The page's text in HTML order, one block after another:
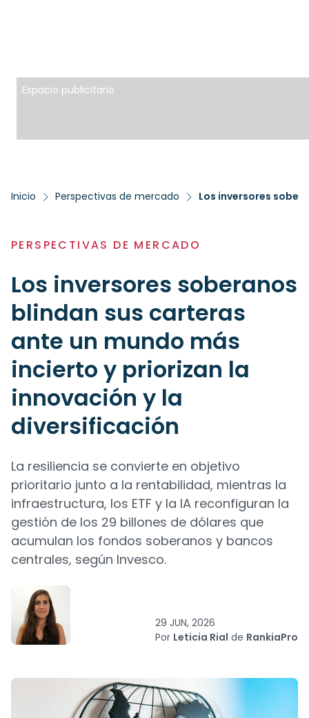
Espacio publicitario
Inicio Perspectivas de mercado
PERSPECTIVAS DE MERCADO
Los inversores soberanos
blindan sus carteras
ante un mundo más
incierto y priorizan la
innovación y la
diversificación
La resiliencia se convierte en objetivo
prioritario junto a la rentabilidad, mientras la
infraestructura, los ETF y la IA reconfiguran la
gestión de los 29 billones de dólares que
acumulan los fondos soberanos y bancos
centrales, según Invesco.
29 JUN, 2026
Por Leticia Rial de RankiaPro